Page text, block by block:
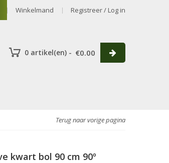
Winkelmand Registreer / Log in
0 artikel(en) - €0.00
Terug naar vorige pagina
kwart bol 90 cm 90º